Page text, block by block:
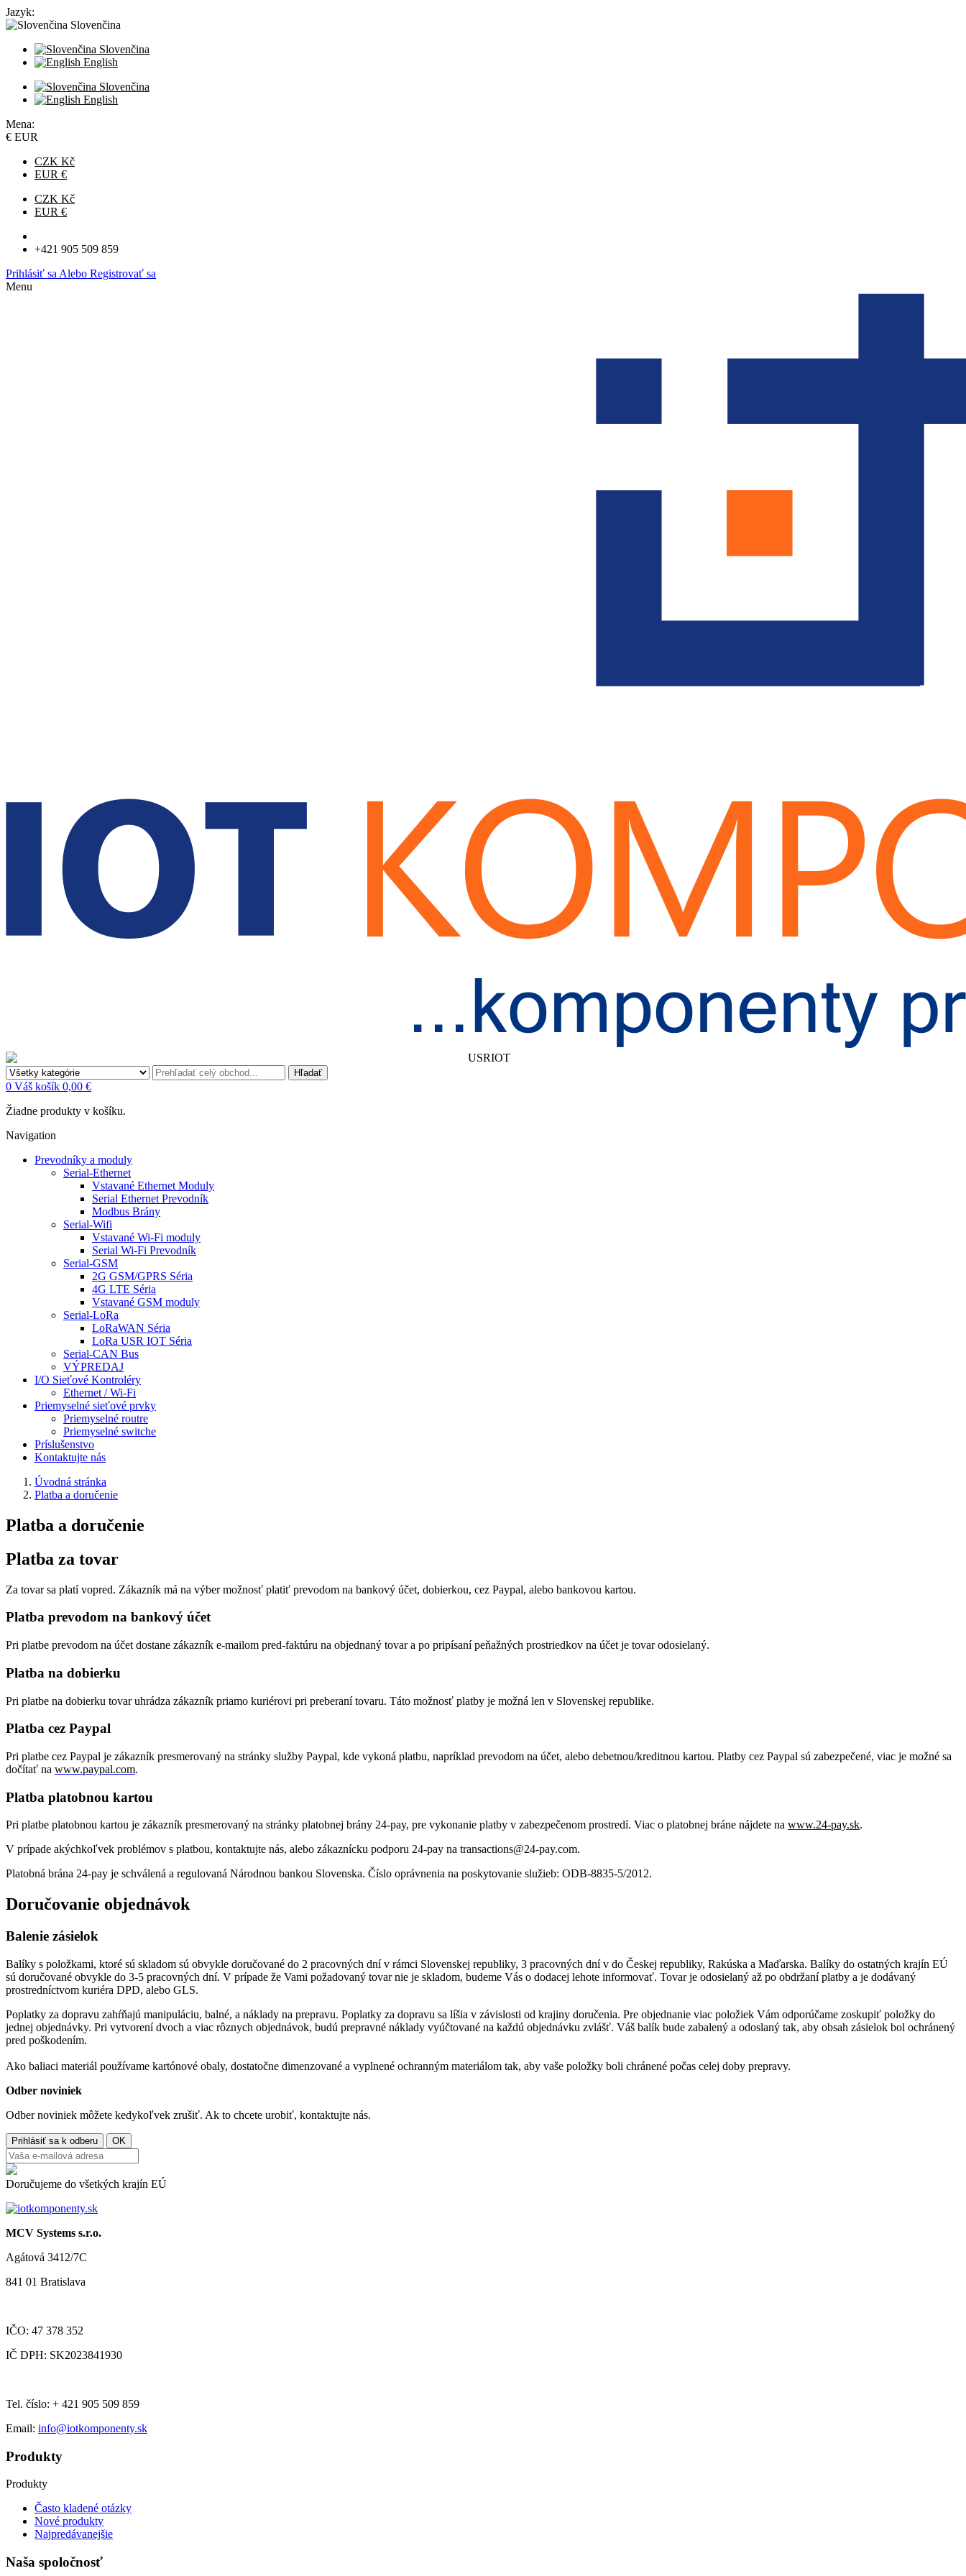
Jazyk:
Slovenčina
Slovenčina
English
Slovenčina
English
Mena:
€ EUR
CZK Kč
EUR €
CZK Kč
EUR €
+421 905 509 859
Prihlásiť sa Alebo Registrovať sa
Menu
Hľadať
0 Váš košík 0,00 €
Žiadne produkty v košíku.
Navigation
Prevodníky a moduly
Serial-Ethernet
Vstavané Ethernet Moduly
Serial Ethernet Prevodník
Modbus Brány
Serial-Wifi
Vstavané Wi-Fi moduly
Serial Wi-Fi Prevodník
Serial-GSM
2G GSM/GPRS Séria
4G LTE Séria
Vstavané GSM moduly
Serial-LoRa
LoRaWAN Séria
LoRa USR IOT Séria
Serial-CAN Bus
VÝPREDAJ
I/O Sieťové Kontroléry
Ethernet / Wi-Fi
Priemyselné sieťové prvky
Priemyselné routre
Priemyselné switche
Príslušenstvo
Kontaktujte nás
Úvodná stránka
Platba a doručenie
Platba a doručenie
Platba za tovar
Za tovar sa platí vopred. Zákazník má na výber možnosť platiť prevodom na bankový účet, dobierkou, cez Paypal, alebo bankovou kartou.
Platba prevodom na bankový účet
Pri platbe prevodom na účet dostane zákazník e-mailom pred-faktúru na objednaný tovar a po pripísaní peňažných prostriedkov na účet je tovar odosielaný.
Platba na dobierku
Pri platbe na dobierku tovar uhrádza zákazník priamo kuriérovi pri preberaní tovaru. Táto možnosť platby je možná len v Slovenskej republike.
Platba cez Paypal
Pri platbe cez Paypal je zákazník presmerovaný na stránky služby Paypal, kde vykoná platbu, napríklad prevodom na účet, alebo debetnou/kreditnou kartou. Platby cez Paypal sú zabezpečené, viac je možné sa
dočítať na www.paypal.com.
Platba platobnou kartou
Pri platbe platobnou kartou je zákazník presmerovaný na stránky platobnej brány 24-pay, pre vykonanie platby v zabezpečenom prostredí. Viac o platobnej bráne nájdete na www.24-pay.sk.
V prípade akýchkoľvek problémov s platbou, kontaktujte nás, alebo zákaznícku podporu 24-pay na transactions@24-pay.com.
Platobná brána 24-pay je schválená a regulovaná Národnou bankou Slovenska. Číslo oprávnenia na poskytovanie služieb: ODB-8835-5/2012.
Doručovanie objednávok
Balenie zásielok
Balíky s položkami, ktoré sú skladom sú obvykle doručované do 2 pracovných dní v rámci Slovenskej republiky, 3 pracovných dní v do Českej republiky, Rakúska a Maďarska. Balíky do ostatných krajín EÚ
sú doručované obvykle do 3-5 pracovných dní. V prípade že Vami požadovaný tovar nie je skladom, budeme Vás o dodacej lehote informovať. Tovar je odosielaný až po obdržaní platby a je dodávaný
prostredníctvom kuriéra DPD, alebo GLS.
Poplatky za dopravu zahŕňajú manipuláciu, balné, a náklady na prepravu. Poplatky za dopravu sa líšia v závislosti od krajiny doručenia. Pre objednanie viac položiek Vám odporúčame zoskupiť položky do
jednej objednávky. Pri vytvorení dvoch a viac rôznych objednávok, budú prepravné náklady vyúčtované na každú objednávku zvlášť. Váš balík bude zabalený a odoslaný tak, aby obsah zásielok bol ochránený
pred poškodením.
Ako baliaci materiál používame kartónové obaly, dostatočne dimenzované a vyplnené ochranným materiálom tak, aby vaše položky boli chránené počas celej doby prepravy.
Odber noviniek
Odber noviniek môžete kedykoľvek zrušiť. Ak to chcete urobiť, kontaktujte nás.
Doručujeme do všetkých krajín EÚ
MCV Systems s.r.o.
Agátová 3412/7C
841 01 Bratislava
IČO: 47 378 352
IČ DPH: SK2023841930
Tel. číslo: + 421 905 509 859
Email: info@iotkomponenty.sk
Produkty
Produkty
Často kladené otázky
Nové produkty
Najpredávanejšie
Naša spoločnosť